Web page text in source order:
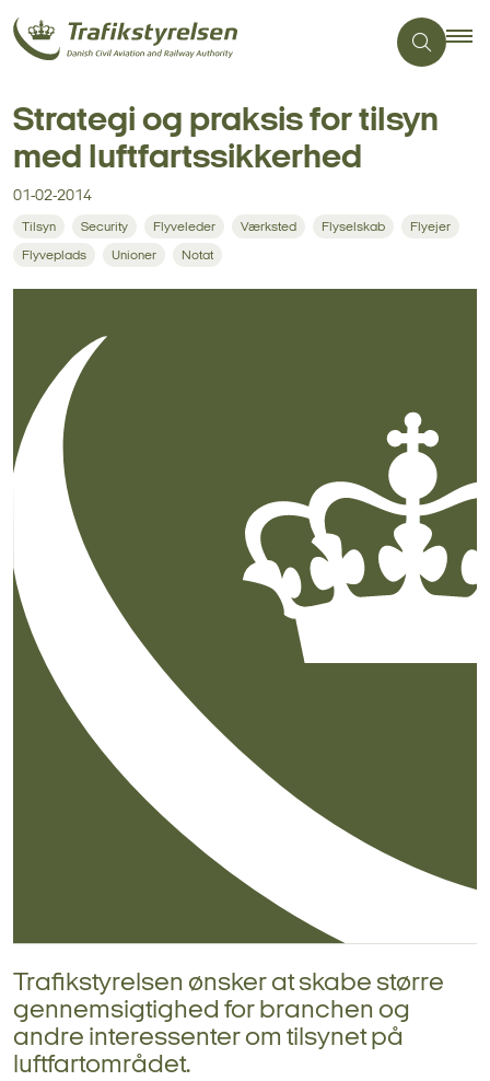
Strategi og praksis for tilsyn
med luftfartssikkerhed
01-02-2014
Tilsyn Security Flyveleder Værksted Flyselskab Flyejer
Flyveplads Unioner Notat
Trafikstyrelsen ønsker at skabe større
gennemsigtighed for branchen og
andre interessenter om tilsynet på
luftfartområdet.